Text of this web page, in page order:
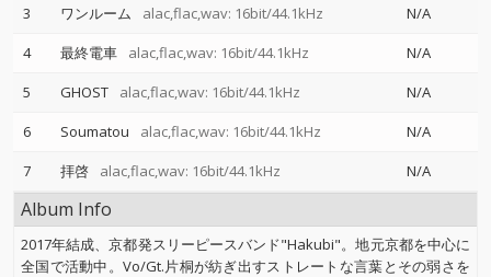
3
ワンルーム alac,flac,wav: 16bit/44.1kHz
N/A
4
最終電車 alac,flac,wav: 16bit/44.1kHz
N/A
5
GHOST alac,flac,wav: 16bit/44.1kHz
N/A
6
Soumatou alac,flac,wav: 16bit/44.1kHz
N/A
7
拝啓 alac,flac,wav: 16bit/44.1kHz N/A
Album Info
2017年結成、京都発スリーピースバンド"Hakubi"。地元京都を中心に
全国で活動中。Vo/Gt.片桐が紡ぎ出すストレートな言葉とその弱さを